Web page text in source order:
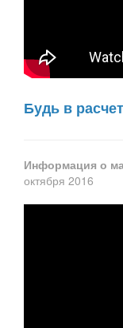
Будь в
Информация о
октября 2016